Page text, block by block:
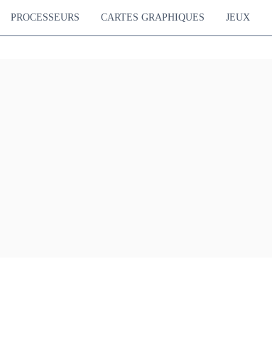
PROCESSEURS CARTES GRAPHIQUES JEUX